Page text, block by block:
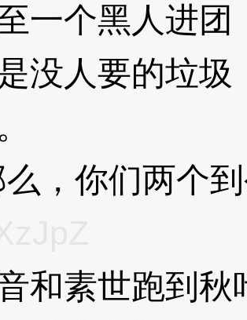
个黑人进团
没人要的垃
你们两个到
素世跑到秋